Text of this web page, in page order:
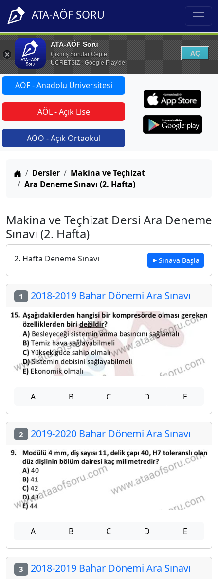
ATA-AÖF SORU
ATA-AÖF Soru
Çıkmış Sorular Cepte
ÜCRETSİZ - Google Play'de
AÇ
AÖF - Anadolu Üniversitesi
AÖL - Açık Lise
AÖO - Açık Ortaokul
Anasayfa
Dersler
Makina ve Teçhizat
Ara Deneme Sınavı (2. Hafta)
Makina ve Teçhizat Dersi Ara Deneme
Sınavı (2. Hafta)
2. Hafta Deneme Sınavı Sınava Başla
1 2018-2019 Bahar Dönemi Ara Sınavı
A B C D E
2 2019-2020 Bahar Dönemi Ara Sınavı
A B C D E
3 2018-2019 Bahar Dönemi Ara Sınavı